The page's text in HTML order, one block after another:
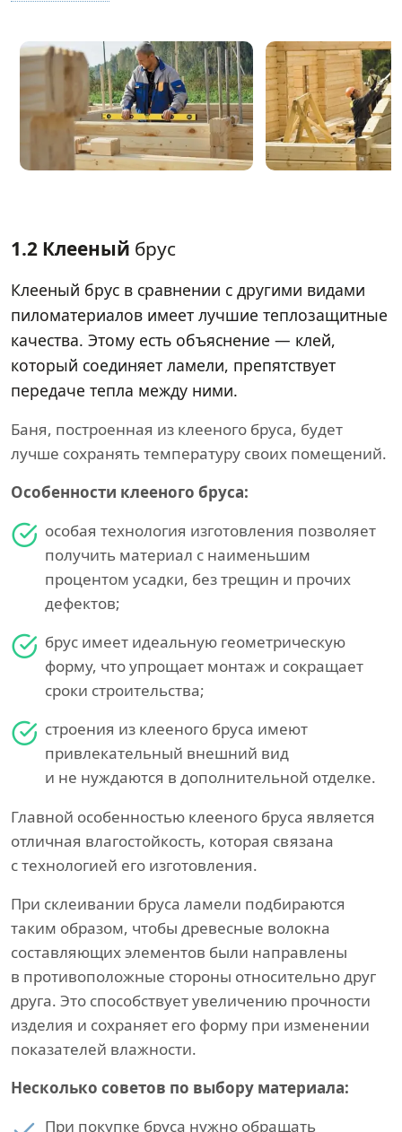
1.2 Клееный брус
Клееный брус в сравнении с другими видами
пиломатериалов имеет лучшие теплозащитные
качества. Этому есть объяснение — клей,
который соединяет ламели, препятствует
передаче тепла между ними.
Баня, построенная из клееного бруса, будет
лучше сохранять температуру своих помещений.
Особенности клееного бруса:
особая технология изготовления позволяет
получить материал с наименьшим
процентом усадки, без трещин и прочих
дефектов;
брус имеет идеальную геометрическую
форму, что упрощает монтаж и сокращает
сроки строительства;
строения из клееного бруса имеют
привлекательный внешний вид
и не нуждаются в дополнительной отделке.
Главной особенностью клееного бруса является
отличная влагостойкость, которая связана
с технологией его изготовления.
При склеивании бруса ламели подбираются
таким образом, чтобы древесные волокна
составляющих элементов были направлены
в противоположные стороны относительно друг
друга. Это способствует увеличению прочности
изделия и сохраняет его форму при изменении
показателей влажности.
Несколько советов по выбору материала:
При покупке бруса нужно обращать